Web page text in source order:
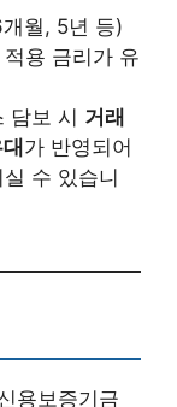
월, 5년 등)
용 금리가 유
담보 시 거래
가 반영되어
수 있습니
용보증기금